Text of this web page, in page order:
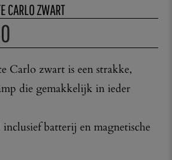
CARLO ZWART
Carlo zwart is een strakke,
die gemakkelijk in ieder
batterij en magnetische